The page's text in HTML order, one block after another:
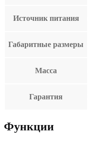
Источник питания
Габаритные размеры
Масса
Гарантия
Функции